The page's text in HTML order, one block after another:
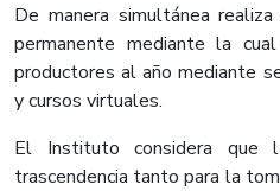
De manera simultánea
permanente mediante la
productores al año mediante
y cursos virtuales.
El Instituto considera que
trascendencia tanto para la